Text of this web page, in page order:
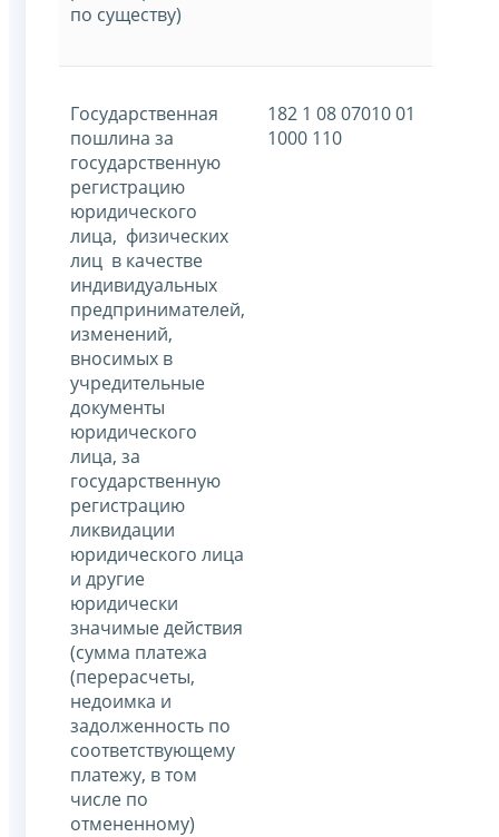
по существу)
Государственная
пошлина за
государственную
регистрацию
юридического
лица, физических
лиц в качестве
индивидуальных
предпринимателей,
изменений,
вносимых в
учредительные
документы
юридического
лица, за
государственную
регистрацию
ликвидации
юридического лица
и другие
юридически
значимые действия
(сумма платежа
(перерасчеты,
недоимка и
задолженность по
соответствующему
платежу, в том
числе по
отмененному)
182 1 08 07010 01
1000 110